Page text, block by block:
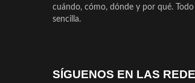
cuándo, cómo, dónde y por qué.
sencilla.
SÍGUENOS EN LAS